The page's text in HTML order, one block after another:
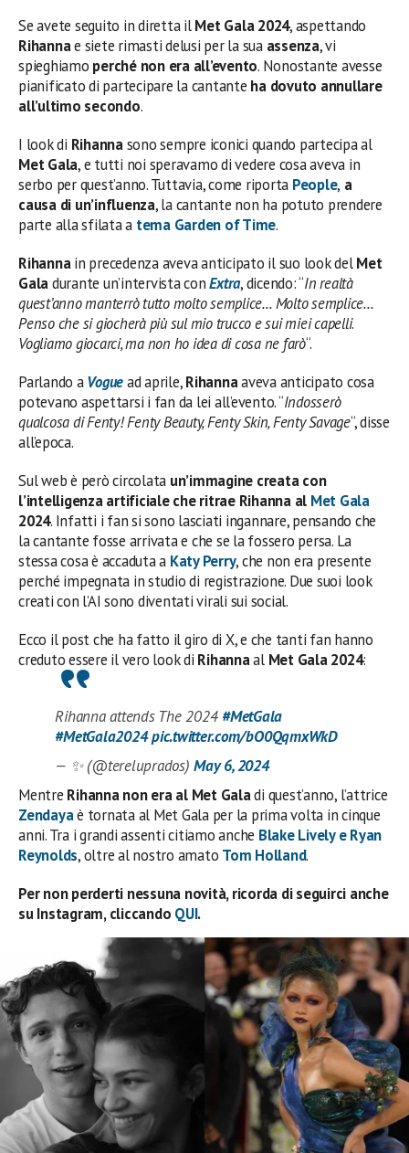
Se avete seguito in diretta ilMet Gala 2024, aspettando
Rihannae siete rimasti delusi per la sua assenza, vi
spieghiamo perché non era all’evento. Nonostante avesse
pianificato di partecipare la cantante ha dovuto annullare
all’ultimo secondo.
I look di Rihannasono sempre iconici quando partecipa al
Met Gala, e tutti noi speravamo di vedere cosa aveva in
serbo per quest’anno. Tuttavia, come riporta People, a
causa di un’influenza, la cantante non ha potuto prendere
parte alla sfilata a tema Garden of Time.
Rihannain precedenza aveva anticipato il suo look delMet
Galadurante un’intervista conExtra, dicendo: “In realtà
quest’anno manterrò tutto molto semplice… Molto semplice…
Penso che si giocherà più sul mio trucco e sui miei capelli.
Vogliamo giocarci, ma non ho idea di cosa ne farò“.
Parlando aVoguead aprile,Rihannaaveva anticipato cosa
potevano aspettarsi i fan da lei all’evento. “Indosserò
qualcosa di Fenty! Fenty Beauty, Fenty Skin, Fenty Savage“, disse
all’epoca.
Sul web è però circolata un’immagine creata con
l’intelligenza artificiale che ritrae Rihanna al Met Gala
2024. Infatti i fan si sono lasciati ingannare, pensando che
la cantante fosse arrivata e che se la fossero persa. La
stessa cosa è accaduta a Katy Perry, che non era presente
perché impegnata in studio di registrazione. Due suoi look
creati con l’AI sono diventati virali sui social.
Ecco il post che ha fatto il giro di X, e che tanti fan hanno
creduto essere il vero look di Rihannaal Met Gala 2024:
Rihanna attends The 2024 #MetGala
#MetGala2024 pic.twitter.com/bO0QqmxWkD
— ✨ (@tereluprados)May 6, 2024
Mentre Rihanna non era al Met Galadi quest’anno, l’attrice
Zendayaè tornata al Met Gala per la prima volta in cinque
anni. Tra i grandi assenti citiamo anche Blake Lively e Ryan
Reynolds, oltre al nostro amato Tom Holland.
Per non perderti nessuna novità, ricorda di seguirci anche
su Instagram, cliccando QUI.